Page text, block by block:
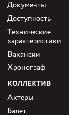
Документы
Доступность
Технические
характеристики
Вакансии
Хронограф
КОЛЛЕКТИВ
Актеры
Балет